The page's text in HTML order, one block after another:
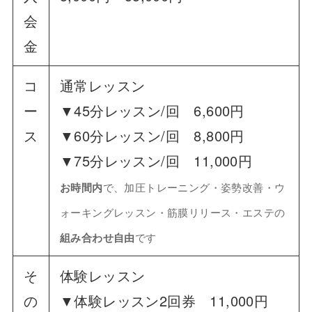
会
金
コ
ー
ス
通常レッスン
▼45分レッスン/回 6,600円
▼60分レッスン/回 8,800円
▼75分レッスン/回 11,000円
お時間内で、加圧トレーニング・姿勢改善・ウ
ォーキングレッスン ・ 筋膜リリース・エステの
組み合わせ自由です
そ
の
体験レッスン
▼体験レッスン2回券 11,000円